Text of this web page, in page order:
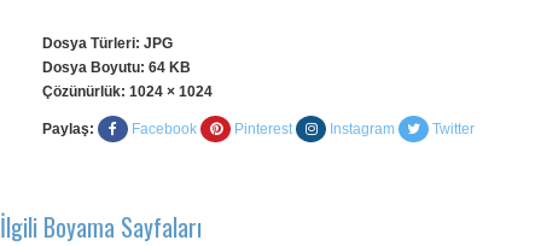
Dosya Türleri: JPG
Dosya Boyutu: 64 KB
Çözünürlük: 1024 × 1024
Paylaş: Facebook Pinterest Instagram Twitter
İlgili Boyama Sayfaları